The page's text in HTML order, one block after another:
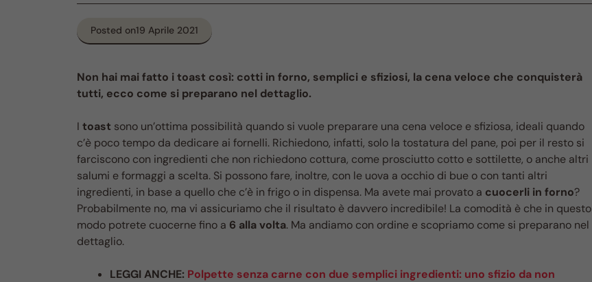
Posted on19 Aprile 2021
Non hai mai fatto i toast così: cotti in forno, semplici e sfiziosi, la cena veloce che conquisterà
tutti, ecco come si preparano nel dettaglio.
I toast sono un’ottima possibilità quando si vuole preparare una cena veloce e sfiziosa, ideali quando
c’è poco tempo da dedicare ai fornelli. Richiedono, infatti, solo la tostatura del pane, poi per il resto si
farciscono con ingredienti che non richiedono cottura, come prosciutto cotto e sottilette, o anche altri
salumi e formaggi a scelta. Si possono fare, inoltre, con le uova a occhio di bue o con tanti altri
ingredienti, in base a quello che c’è in frigo o in dispensa. Ma avete mai provato a cuocerli in forno?
Probabilmente no, ma vi assicuriamo che il risultato è davvero incredibile! La comodità è che in questo
modo potrete cuocerne fino a 6 alla volta. Ma andiamo con ordine e scopriamo come si preparano nel
dettaglio.
LEGGI ANCHE: Polpette senza carne con due semplici ingredienti: uno sfizio da non